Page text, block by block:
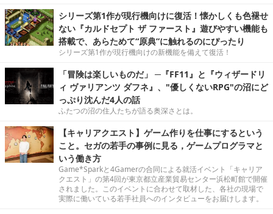
シリーズ第1作が現行機向けに復活！懐かしくも色褪せ
ない『カルドセプト ザ ファースト』遊びやすい機能も
搭載で、あらためて“原典”に触れるのにぴったり
シリーズ第1作が現行機向けの新機能を備えて復活！
「冒険は楽しいものだ」 ─『FF11』と『ウィザードリ
ィ ヴァリアンツ ダフネ』、"優しくないRPG"の沼にど
っぷり沈んだ4人の話
ふたつの沼の住人たちが語る奥深さとは。
【キャリアクエスト】ゲーム作りを仕事にするという
こと。セガの若手の事例に見る，ゲームプログラマと
いう働き方
Game*Sparkと4Gamerの合同による就活イベント「キャリア
クエスト」の第4回が東京都立産業貿易センター浜松町館で開催
されました。このイベントに合わせて取材した、各社の現場で
実際に働いている若手社員へのインタビューをお届けします。